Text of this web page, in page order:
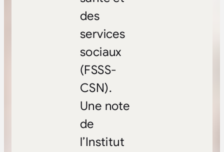
des
services
sociaux
(FSSS-
CSN).
Une note
de
l’Institut